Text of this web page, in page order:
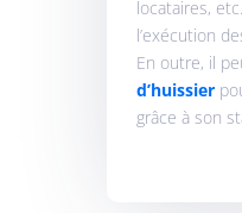
locataires,
l’exécution
En outre, il
d’huissier
grâce à son